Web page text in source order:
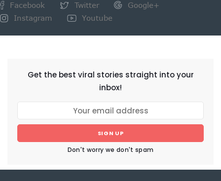
Facebook Twitter
Google+
Instagram
Youtube
Get the best viral stories straight into your
inbox!
SIGN UP
Don't worry we don't spam